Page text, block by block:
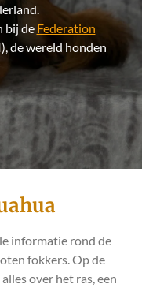
bij de Federation
de wereld honden
informatie rond de
fokkers. Op de
over het ras, een